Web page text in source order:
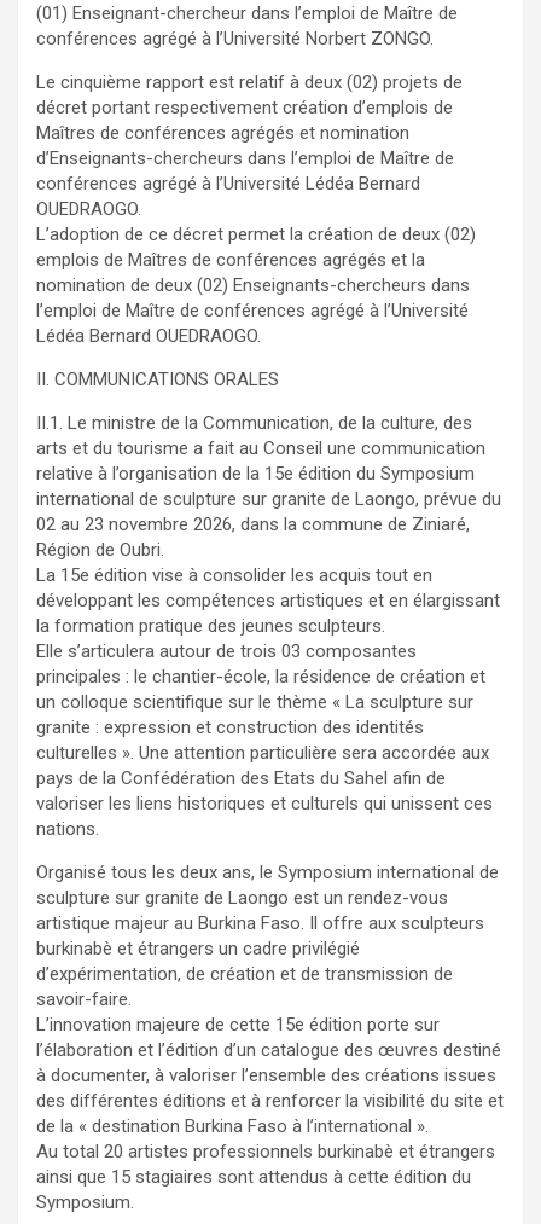
(01) Enseignant-chercheur dans l’emploi de Maître de
conférences agrégé à l’Université Norbert ZONGO.
Le cinquième rapport est relatif à deux (02) projets de
décret portant respectivement création d’emplois de
Maîtres de conférences agrégés et nomination
d’Enseignants-chercheurs dans l’emploi de Maître de
conférences agrégé à l’Université Lédéa Bernard
OUEDRAOGO.
L’adoption de ce décret permet la création de deux (02)
emplois de Maîtres de conférences agrégés et la
nomination de deux (02) Enseignants-chercheurs dans
l’emploi de Maître de conférences agrégé à l’Université
Lédéa Bernard OUEDRAOGO.
II. COMMUNICATIONS ORALES
II.1. Le ministre de la Communication, de la culture, des
arts et du tourisme a fait au Conseil une communication
relative à l’organisation de la 15e édition du Symposium
international de sculpture sur granite de Laongo, prévue du
02 au 23 novembre 2026, dans la commune de Ziniaré,
Région de Oubri.
La 15e édition vise à consolider les acquis tout en
développant les compétences artistiques et en élargissant
la formation pratique des jeunes sculpteurs.
Elle s’articulera autour de trois 03 composantes
principales : le chantier-école, la résidence de création et
un colloque scientifique sur le thème « La sculpture sur
granite : expression et construction des identités
culturelles ». Une attention particulière sera accordée aux
pays de la Confédération des Etats du Sahel afin de
valoriser les liens historiques et culturels qui unissent ces
nations.
Organisé tous les deux ans, le Symposium international de
sculpture sur granite de Laongo est un rendez-vous
artistique majeur au Burkina Faso. Il offre aux sculpteurs
burkinabè et étrangers un cadre privilégié
d’expérimentation, de création et de transmission de
savoir-faire.
L’innovation majeure de cette 15e édition porte sur
l’élaboration et l’édition d’un catalogue des œuvres destiné
à documenter, à valoriser l’ensemble des créations issues
des différentes éditions et à renforcer la visibilité du site et
de la « destination Burkina Faso à l’international ».
Au total 20 artistes professionnels burkinabè et étrangers
ainsi que 15 stagiaires sont attendus à cette édition du
Symposium.